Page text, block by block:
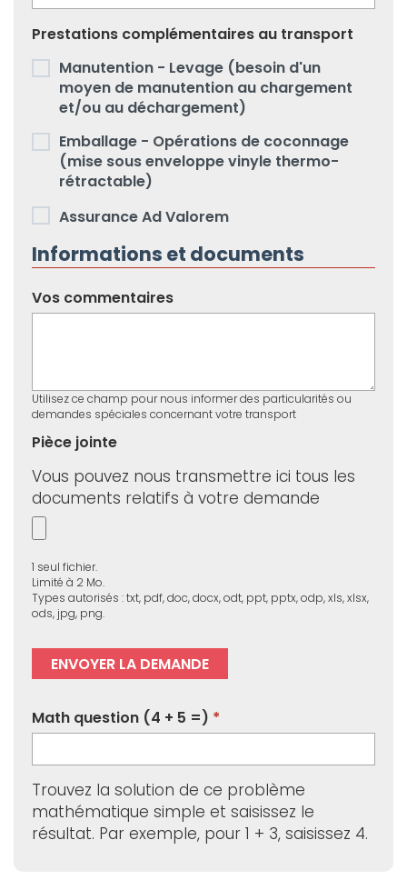
Prestations complémentaires au transport
Manutention - Levage (besoin d'un
moyen de manutention au chargement
et/ou au déchargement)
Emballage - Opérations de coconnage
(mise sous enveloppe vinyle thermo-
rétractable)
Assurance Ad Valorem
Informations et documents
Vos commentaires
Utilisez ce champ pour nous informer des particularités ou
demandes spéciales concernant votre transport
Pièce jointe
Vous pouvez nous transmettre ici tous les
documents relatifs à votre demande
1 seul fichier.
Limité à 2 Mo.
Types autorisés : txt, pdf, doc, docx, odt, ppt, pptx, odp, xls, xlsx,
ods, jpg, png.
Math question (4 + 5 =)
Trouvez la solution de ce problème
mathématique simple et saisissez le
résultat. Par exemple, pour 1 + 3, saisissez 4.